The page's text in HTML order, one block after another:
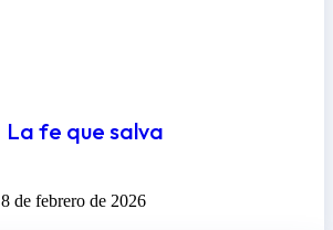
La fe que salva
8 de febrero de 2026